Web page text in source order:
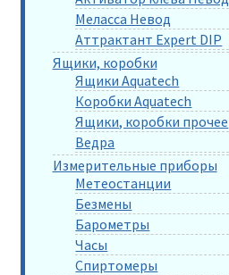
Меласса Невод
Аттрактант Expert DIP
Ящики, коробки
Ящики Aquatech
Коробки Aquatech
Ящики, коробки прочее
Ведра
Измерительные приборы
Метеостанции
Безмены
Барометры
Часы
Спиртомеры